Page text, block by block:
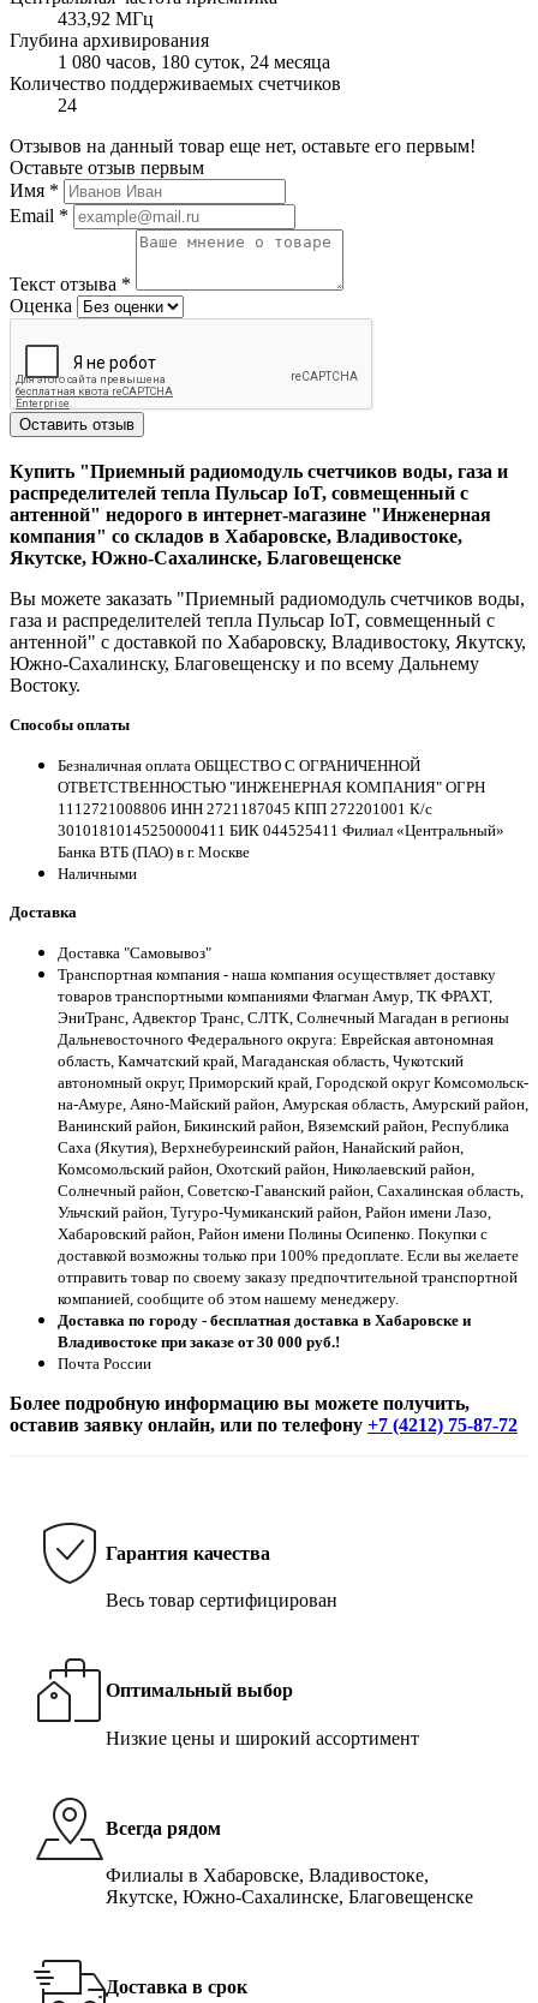
433,92 МГц
Глубина архивирования
1 080 часов, 180 суток, 24 месяца
Количество поддерживаемых счетчиков
24
Отзывов на данный товар еще нет, оставьте его первым!
Оставьте отзыв первым
Имя *
Email *
Текст отзыва *
Оценка
Оставить отзыв
Купить "Приемный радиомодуль счетчиков воды, газа и
распределителей тепла Пульсар IoT, совмещенный с
антенной" недорого в интернет-магазине "Инженерная
компания" со складов в Хабаровске, Владивостоке,
Якутске, Южно-Сахалинске, Благовещенске
Вы можете заказать "Приемный радиомодуль счетчиков воды,
газа и распределителей тепла Пульсар IoT, совмещенный с
антенной" с доставкой по Хабаровску, Владивостоку, Якутску,
Южно-Сахалинску, Благовещенску и по всему Дальнему
Востоку.
Способы оплаты
Безналичная оплата ОБЩЕСТВО С ОГРАНИЧЕННОЙ
ОТВЕТСТВЕННОСТЬЮ "ИНЖЕНЕРНАЯ КОМПАНИЯ" ОГРН
1112721008806 ИНН 2721187045 КПП 272201001 К/с
30101810145250000411 БИК 044525411 Филиал «Центральный»
Банка ВТБ (ПАО) в г. Москве
Наличными
Доставка
Доставка "Самовывоз"
Транспортная компания - наша компания осуществляет доставку
товаров транспортными компаниями Флагман Амур, ТК ФРАХТ,
ЭниТранс, Адвектор Транс, СЛТК, Солнечный Магадан в регионы
Дальневосточного Федерального округа: Еврейская автономная
область, Камчатский край, Магаданская область, Чукотский
автономный округ, Приморский край, Городской округ Комсомольск-
на-Амуре, Аяно-Майский район, Амурская область, Амурский район,
Ванинский район, Бикинский район, Вяземский район, Республика
Саха (Якутия), Верхнебуреинский район, Нанайский район,
Комсомольский район, Охотский район, Николаевский район,
Солнечный район, Советско-Гаванский район, Сахалинская область,
Ульчский район, Тугуро-Чумиканский район, Район имени Лазо,
Хабаровский район, Район имени Полины Осипенко. Покупки с
доставкой возможны только при 100% предоплате. Если вы желаете
отправить товар по своему заказу предпочтительной транспортной
компанией, сообщите об этом нашему менеджеру.
Доставка по городу - бесплатная доставка в Хабаровске и
Владивостоке при заказе от 30 000 руб.!
Почта России
Более подробную информацию вы можете получить,
оставив заявку онлайн, или по телефону +7 (4212) 75-87-72
Гарантия качества
Весь товар сертифицирован
Оптимальный выбор
Низкие цены и широкий ассортимент
Всегда рядом
Филиалы в Хабаровске, Владивостоке,
Якутске, Южно-Сахалинске, Благовещенске
Доставка в срок